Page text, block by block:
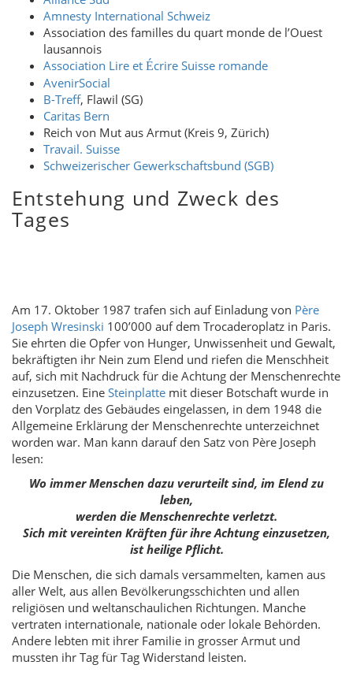
Amnesty International Schweiz
Association des familles du quart monde de l’Ouest
lausannois
Association Lire et Écrire Suisse romande
AvenirSocial
B-Treff, Flawil (SG)
Caritas Bern
Reich von Mut aus Armut (Kreis 9, Zürich)
Travail. Suisse
Schweizerischer Gewerkschaftsbund (SGB)
Entstehung und Zweck des
Tages
Am 17. Oktober 1987 trafen sich auf Einladung von Père
Joseph Wresinski 100’000 auf dem Trocaderoplatz in Paris.
Sie ehrten die Opfer von Hunger, Unwissenheit und Gewalt,
bekräftigten ihr Nein zum Elend und riefen die Menschheit
auf, sich mit Nachdruck für die Achtung der Menschenrechte
einzusetzen. Eine Steinplatte mit dieser Botschaft wurde in
den Vorplatz des Gebäudes eingelassen, in dem 1948 die
Allgemeine Erklärung der Menschenrechte unterzeichnet
worden war. Man kann darauf den Satz von Père Joseph
lesen:
Wo immer Menschen dazu verurteilt sind, im Elend zu
leben,
werden die Menschenrechte verletzt.
Sich mit vereinten Kräften für ihre Achtung einzusetzen,
ist heilige Pflicht.
Die Menschen, die sich damals versammelten, kamen aus
aller Welt, aus allen Bevölkerungsschichten und allen
religiösen und weltanschaulichen Richtungen. Manche
vertraten internationale, nationale oder lokale Behörden.
Andere lebten mit ihrer Familie in grosser Armut und
mussten ihr Tag für Tag Widerstand leisten.